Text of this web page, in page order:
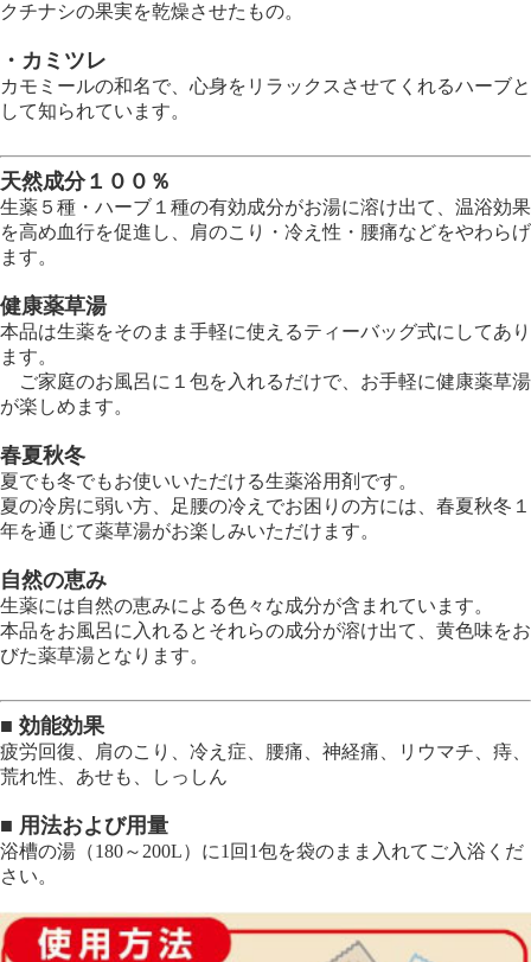
クチナシの果実を乾燥させたもの。
・カミツレ
カモミールの和名で、心身をリラックスさせてくれるハーブと
して知られています。
天然成分１００％
生薬５種・ハーブ１種の有効成分がお湯に溶け出て、温浴効果
を高め血行を促進し、肩のこり・冷え性・腰痛などをやわらげ
ます。
健康薬草湯
本品は生薬をそのまま手軽に使えるティーバッグ式にしてあり
ます。
ご家庭のお風呂に１包を入れるだけで、お手軽に健康薬草湯
が楽しめます。
春夏秋冬
夏でも冬でもお使いいただける生薬浴用剤です。
夏の冷房に弱い方、足腰の冷えでお困りの方には、春夏秋冬１
年を通じて薬草湯がお楽しみいただけます。
自然の恵み
生薬には自然の恵みによる色々な成分が含まれています。
本品をお風呂に入れるとそれらの成分が溶け出て、黄色味をお
びた薬草湯となります。
■ 効能効果
疲労回復、肩のこり、冷え症、腰痛、神経痛、リウマチ、痔、
荒れ性、あせも、しっしん
■ 用法および用量
浴槽の湯（180～200L）に1回1包を袋のまま入れてご入浴くだ
さい。